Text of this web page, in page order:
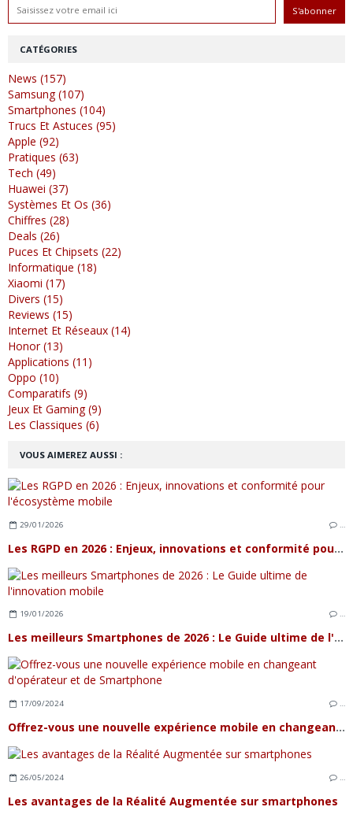
VOUS AIMEREZ AUSSI :
29/01/2026 …
Les RGPD en 2026 : Enjeux, innovations et conformité pour l'écosystème mobile
19/01/2026 …
Les meilleurs Smartphones de 2026 : Le Guide ultime de l'innovation mobile
17/09/2024 …
Offrez-vous une nouvelle expérience mobile en changeant d'opérateur et de Smartphone
26/05/2024 …
Les avantages de la Réalité Augmentée sur smartphones
CATÉGORIES
News (157)
Samsung (107)
Smartphones (104)
Trucs Et Astuces (95)
Apple (92)
Pratiques (63)
Tech (49)
Huawei (37)
Systèmes Et Os (36)
Chiffres (28)
Deals (26)
Puces Et Chipsets (22)
Informatique (18)
Xiaomi (17)
Divers (15)
Reviews (15)
Internet Et Réseaux (14)
Honor (13)
Applications (11)
Oppo (10)
Comparatifs (9)
Jeux Et Gaming (9)
Les Classiques (6)